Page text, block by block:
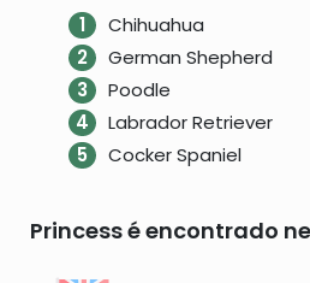
Chihuahua
German Shepherd
Poodle
Labrador Retriever
Cocker Spaniel
Princess é encontrado